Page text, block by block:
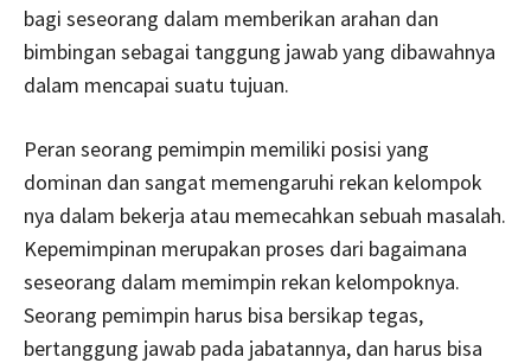
bagi seseorang dalam memberikan arahan dan
bimbingan sebagai tanggung jawab yang dibawahnya
dalam mencapai suatu tujuan.
Peran seorang pemimpin memiliki posisi yang
dominan dan sangat memengaruhi rekan kelompok
nya dalam bekerja atau memecahkan sebuah masalah.
Kepemimpinan merupakan proses dari bagaimana
seseorang dalam memimpin rekan kelompoknya.
Seorang pemimpin harus bisa bersikap tegas,
bertanggung jawab pada jabatannya, dan harus bisa